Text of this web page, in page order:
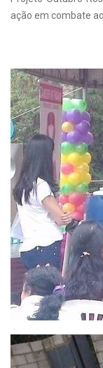
ação em combate